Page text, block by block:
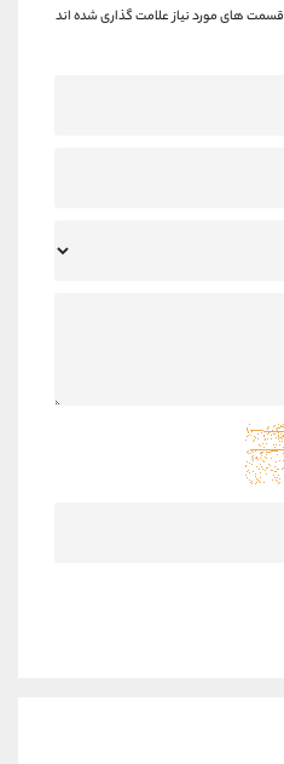
قسمت های مورد نیاز علامت گذاری شده اند